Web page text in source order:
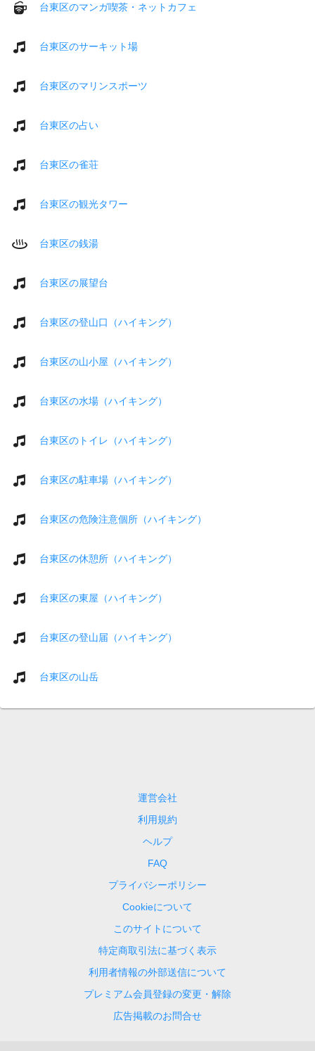
台東区のマンガ喫茶・ネットカフェ
台東区のサーキット場
台東区のマリンスポーツ
台東区の占い
台東区の雀荘
台東区の観光タワー
台東区の銭湯
台東区の展望台
台東区の登山口（ハイキング）
台東区の山小屋（ハイキング）
台東区の水場（ハイキング）
台東区のトイレ（ハイキング）
台東区の駐車場（ハイキング）
台東区の危険注意個所（ハイキング）
台東区の休憩所（ハイキング）
台東区の東屋（ハイキング）
台東区の登山届（ハイキング）
台東区の山岳
運営会社
利用規約
ヘルプ
FAQ
プライバシーポリシー
Cookieについて
このサイトについて
特定商取引法に基づく表示
利用者情報の外部送信について
プレミアム会員登録の変更・解除
広告掲載のお問合せ